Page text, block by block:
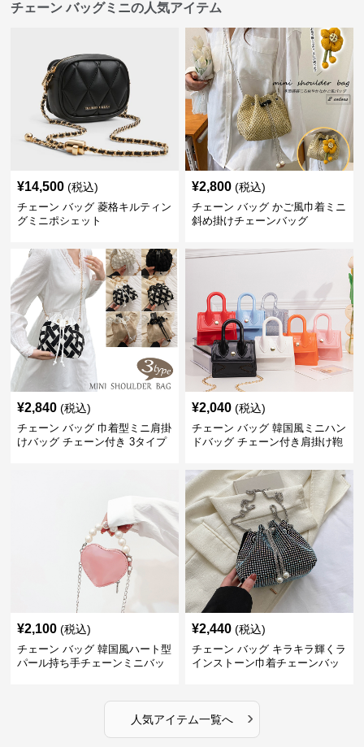
チェーン バッグミニの人気アイテム
¥14,500 (税込)
チェーン バッグ 菱格キルティン
グミニポシェット
¥2,800 (税込)
チェーン バッグ かご風巾着ミニ
斜め掛けチェーンバッグ
¥2,840 (税込)
チェーン バッグ 巾着型ミニ肩掛
けバッグ チェーン付き 3タイプ
¥2,040 (税込)
チェーン バッグ 韓国風ミニハン
ドバッグ チェーン付き肩掛け鞄
¥2,100 (税込)
チェーン バッグ 韓国風ハート型
パール持ち手チェーンミニバッ
¥2,440 (税込)
チェーン バッグ キラキラ輝くラ
インストーン巾着チェーンバッ
人気アイテム一覧へ ›